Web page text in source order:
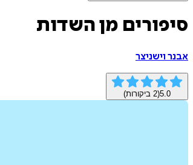
סיפורים מן השדות
אבנר וישניצר
5.0
(
2 ביקורות)